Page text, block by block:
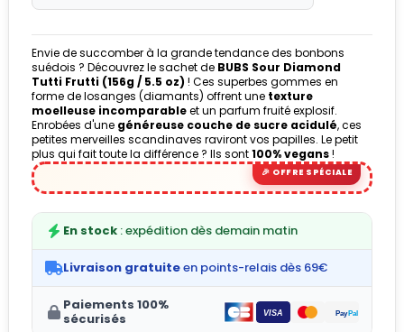
Envie de succomber à la grande tendance des bonbons
suédois ? Découvrez le sachet de BUBS Sour Diamond
Tutti Frutti (156g / 5.5 oz) ! Ces superbes gommes en
forme de losanges (diamants) offrent une texture
moelleuse incomparableet un parfum fruité explosif.
Enrobées d'une généreuse couche de sucre acidulé, ces
petites merveilles scandinaves raviront vos papilles. Le petit
plus qui fait toute la différence ? Ils sont100% vegans!
En stock : expédition dès demain matin
Livraison gratuiteen points-relais dès 69€
Paiements 100%
sécurisés